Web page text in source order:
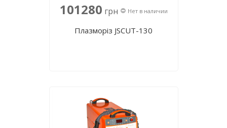
101280 грн Нет в наличии
Плазморіз JSCUT-130